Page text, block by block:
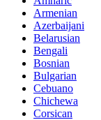
Armenian
Azerbaijani
Belarusian
Bengali
Bosnian
Bulgarian
Cebuano
Chichewa
Corsican